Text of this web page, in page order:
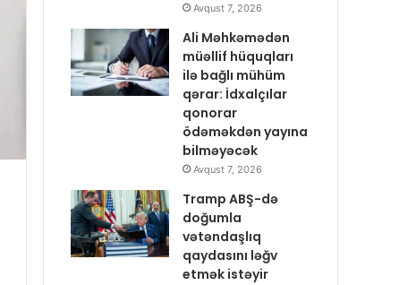
Avqust 7, 2026
Ali Məhkəmədən
müəllif hüquqları
ilə bağlı mühüm
qərar: İdxalçılar
qonorar
ödəməkdən yayına
bilməyəcək
Avqust 7, 2026
Tramp ABŞ-də
doğumla
vətəndaşlıq
qaydasını ləğv
etmək istəyir